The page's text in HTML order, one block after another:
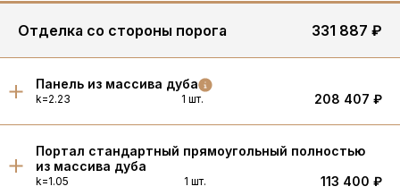
Отделка со стороны порога 331 887 ₽
Панель из массива дуба
k=2.23 1 шт. 208 407 ₽
Портал стандартный прямоугольный полностью
из массива дуба
k=1.05 1 шт. 113 400 ₽